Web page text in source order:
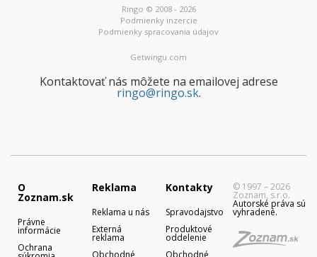
Ringo © 2008 - 2026
Podmienky inzercie
Podmienky spracovania údajov
Getwingu.com
Kontaktovať nás môžete na emailovej adrese
ringo@ringo.sk.
O
Zoznam.sk
Právne
informácie
Ochrana
Reklama
Reklama u nás
Externá
reklama
Kontakty
Spravodajstvo
Produktové
oddelenie
© 1997 – 2026
Zoznam, s.r.o.
Autorské práva sú
vyhradené.